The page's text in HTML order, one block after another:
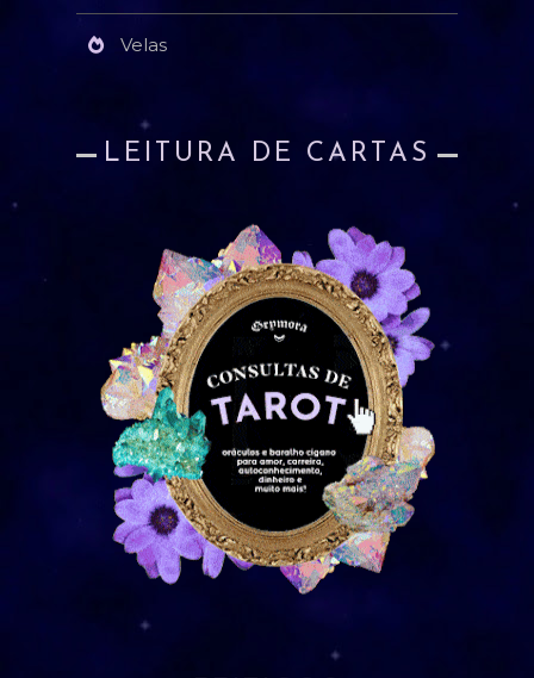
Velas
LEITURA DE CARTAS